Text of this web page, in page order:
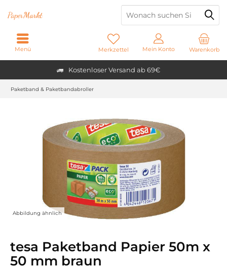
Kostenloser Versand ab 69€
PaperMarkt
Warenkorb
Merkzettel Mein Konto
Menü
Paketband & Paketbandabroller
Abbildung ähnlich
tesa Paketband Papier 50m x
50 mm braun